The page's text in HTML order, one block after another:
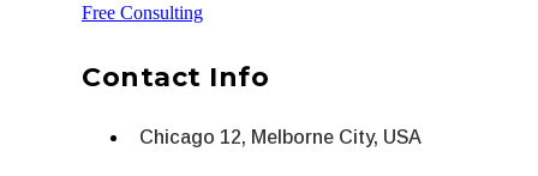
Free Consulting
Contact Info
Chicago 12, Melborne City, USA